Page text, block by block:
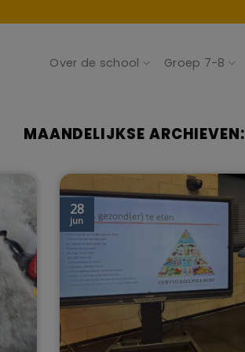
Over de school Groep 7-8
MAANDELIJKSE ARCHIEVEN:
28
jun